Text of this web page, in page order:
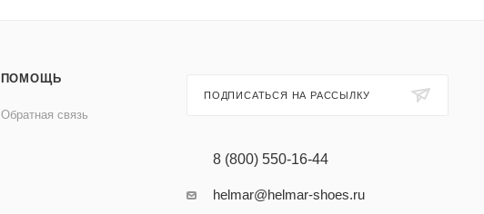
ПОМОЩЬ
Обратная связь
ПОДПИСАТЬСЯ НА РАССЫЛКУ
8 (800) 550-16-44
helmar@helmar-shoes.ru